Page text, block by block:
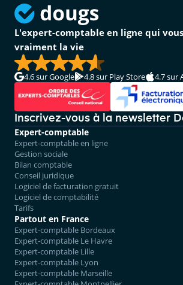
L'expert-comptable en ligne qui
vraiment la vie
4.6sur Google 4.8sur Play Store 4.7sur
Inscrivez-vous à la newsletter
Expert-comptable
Expert-comptable en ligne
Gestion sociale
Bilan comptable
Conseil juridique
Logiciel de facturation gratuit
Logiciel de comptabilité
Tarifs
Partout en France
Expert-comptable Bordeaux
Expert-comptable Le Havre
Expert-comptable Lille
Expert-comptable Lyon
Expert-comptable Marseille